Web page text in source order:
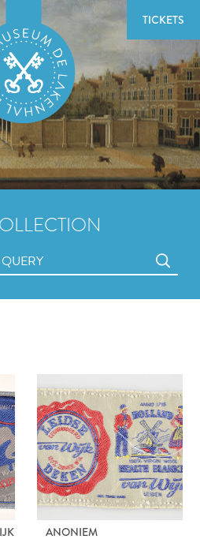
TICKETS
ANONIEM